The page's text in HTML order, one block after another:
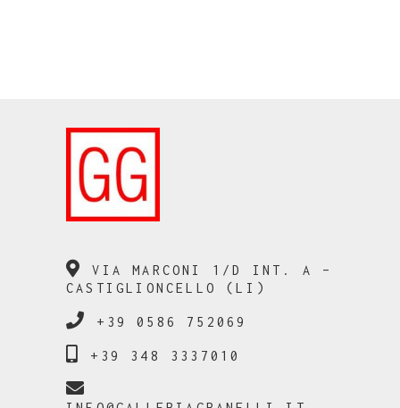
VIA MARCONI 1/D INT. A –
CASTIGLIONCELLO (LI)
+39 0586 752069
+39 348 3337010